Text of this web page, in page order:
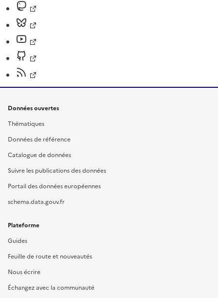
Données ouvertes
Thématiques
Données de référence
Catalogue de données
Suivre les publications des données
Portail des données européennes
schema.data.gouv.fr
Plateforme
Guides
Feuille de route et nouveautés
Nous écrire
Échangez avec la communauté